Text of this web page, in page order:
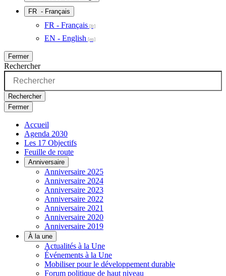
FR - Français
FR - Français
EN - English
Fermer
Rechercher
Rechercher
Fermer
Accueil
Agenda 2030
Les 17 Objectifs
Feuille de route
Anniversaire
Anniversaire 2025
Anniversaire 2024
Anniversaire 2023
Anniversaire 2022
Anniversaire 2021
Anniversaire 2020
Anniversaire 2019
À la une
Actualités à la Une
Événements à la Une
Mobiliser pour le développement durable
Forum politique de haut niveau